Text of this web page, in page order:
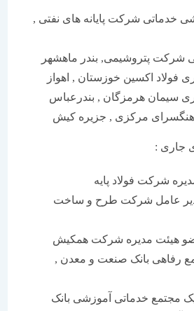
شرکت پایانه های نفتی ,
پتروشیمی, بندر ماهشهر
اکسین خوزستان , اهواز
هرمزگان , بندرعباس
مرکزی , جزیره کیش
:
فولاد پایه
شرکت‌ طرح و ساخت
مدیره شرکت همکیش
بانک صنعت و معدن ,
خدماتی آموزشی بانک